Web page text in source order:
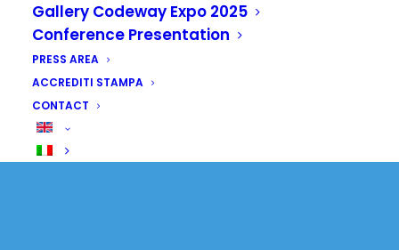
Gallery Codeway Expo 2025
Conference Presentation
PRESS AREA
ACCREDITI STAMPA
CONTACT